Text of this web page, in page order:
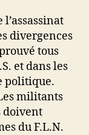
l’assassinat
divergences
tous
et dans les
politique.
militants
doivent
du F.L.N.